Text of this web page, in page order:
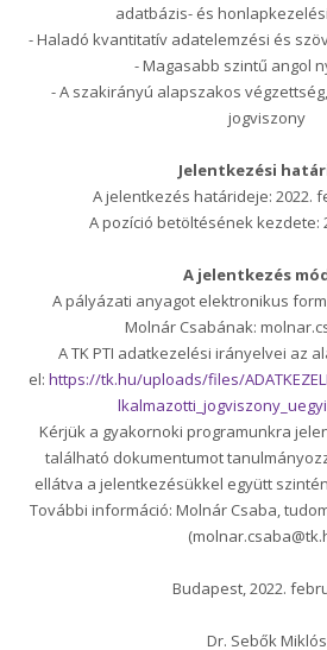
adatbázis- és
- Haladó kvantitatív adatelemzési és
- Magasabb szintű angol
- A szakirányú alapszakos
jogviszony
Jelentkezési
A jelentkezés határideje: 2022.
A pozíció betöltésének kezdete:
A jelentkezés
A pályázati anyagot elektronikus
Molnár Csabának:
A TK PTI adatkezelési irányelvei az
el: https://tk.hu/uploads/files/
Kérjük a gyakornoki programunkra
található dokumentumot
ellátva a jelentkezésükkel együtt
További információ: Molnár Csaba,
Budapest, 2022.
Dr. Sebők Miklós